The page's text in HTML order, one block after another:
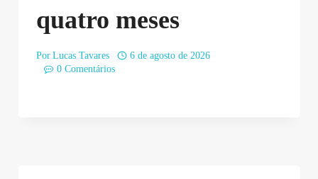
quatro meses
Por Lucas Tavares
6 de agosto de 2026
0 Comentários